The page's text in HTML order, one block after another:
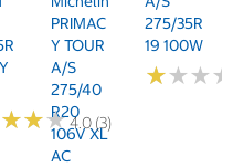
★★★
★★★4.0 (3)
PRIMAC
Y TOUR
A/S
275/40
R20
106V XL
AC
275/35R
19 100W
★★★
★★★